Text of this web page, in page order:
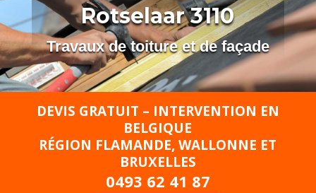
Rotselaar 3110
Travaux de toiture et de façade
DEVIS GRATUIT – INTERVENTION EN
BELGIQUE
RÉGION FLAMANDE, WALLONNE ET
BRUXELLES
0493 62 41 87